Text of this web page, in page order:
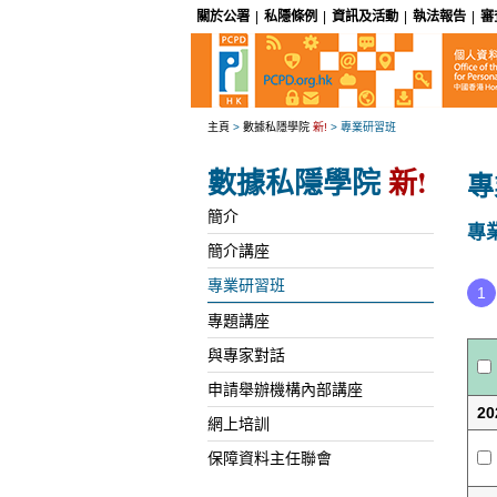
關於公署 私隱條例 資訊及活動 執法報告 審
主頁 > 數據私隱學院 新! > 專業研習班
數據私隱學院新!
簡介
簡介講座
專業研習班
專題講座
與專家對話
申請舉辦機構內部講座
網上培訓
保障資料主任聯會
專
1